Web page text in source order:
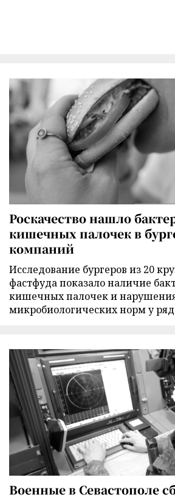
Роскачество нашло
кишечных палочек в
компаний
Исследование бургеров из 20
фастфуда показало наличие
кишечных палочек и
микробиологических норм у
Военные в Севастополе